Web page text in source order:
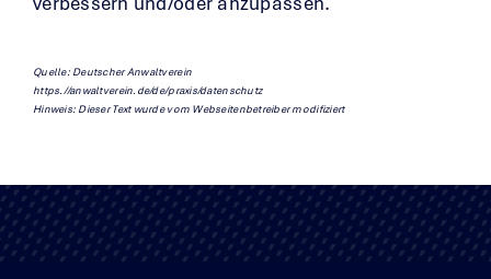
Quelle: Deutscher Anwaltverein
https.//anwaltverein.de/de/praxis/datenschutz
Hinweis: Dieser Text wurde vom Webseitenbetreiber modifiziert